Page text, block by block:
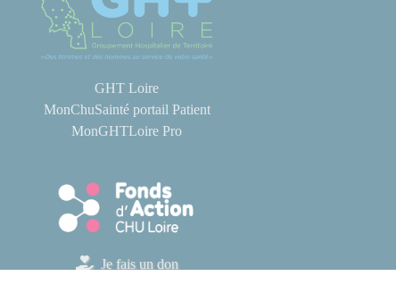
GHT Loire
MonChuSainté portail Patient
MonGHTLoire Pro
Je fais un don